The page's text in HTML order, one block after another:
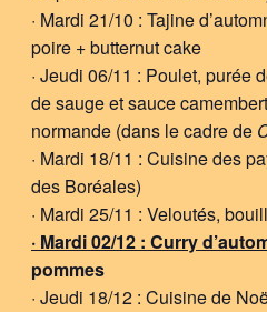
· Mardi 21/10 : Tajine
poire + butternut cake
· Jeudi 06/11 : Poulet, purée
de sauge et sauce
normande (dans le cadre de
· Mardi 18/11 : Cuisine des
des Boréales)
· Mardi 25/11 : Veloutés,
· Mardi 02/12 : Curry
pommes
· Jeudi 18/12 : Cuisine de